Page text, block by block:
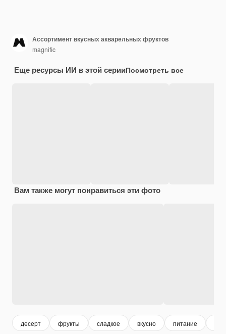
Ассортимент вкусных акварельных фруктов
magnific
Еще ресурсы ИИ в этой серииПосмотреть все
Вам также могут понравиться эти фото
десерт фрукты сладкое вкусно питание